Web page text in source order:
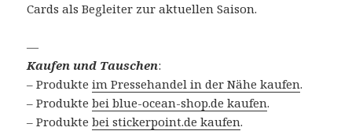
Cards als Begleiter zur aktuellen Saison.
—
Kaufen und Tauschen:
– Produkteim Pressehandel in der Nähe kaufen.
– Produktebei blue-ocean-shop.de kaufen.
– Produktebei stickerpoint.de kaufen.